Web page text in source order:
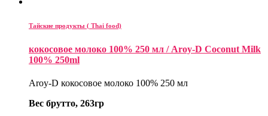
Тайские продукты ( Thai food)
кокосовое молоко 100% 250 мл / Aroy-D Coconut Milk
100% 250ml
Aroy-D кокосовое молоко 100% 250 мл
Вес брутто, 263гр